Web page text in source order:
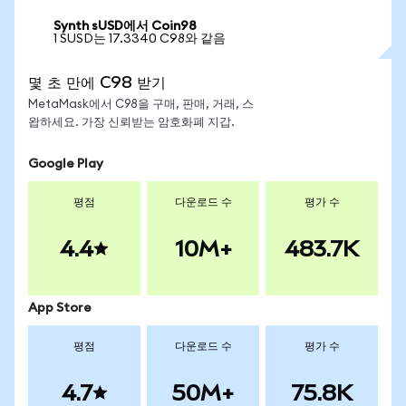
Synth sUSD에서 Coin98
1 SUSD는 17.3340 C98와 같음
몇 초 만에 C98 받기
MetaMask에서 C98을 구매, 판매, 거래, 스
왑하세요. 가장 신뢰받는 암호화폐 지갑.
Google Play
평점
4.4
다운로드 수
10M+
평가 수
483.7K
App Store
평점
4.7
다운로드 수
50M+
평가 수
75.8K